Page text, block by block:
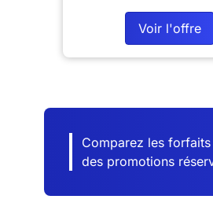
Voir l'offre
Comparez les
des promotions